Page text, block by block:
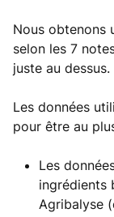
Nous obtenons
selon les 7
juste au dessus.
Les données
pour être au
Les
ingrédients
Agribalyse